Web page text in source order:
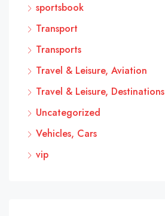
sportsbook
Transport
Transports
Travel & Leisure, Aviation
Travel & Leisure, Destinations
Uncategorized
Vehicles, Cars
vip